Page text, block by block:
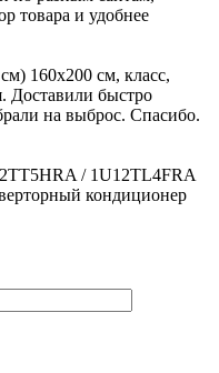
товара и удобнее
160х200 см, класс,
Доставили быстро
на выброс. Спасибо.
/ 1U12TL4FRA
кондиционер